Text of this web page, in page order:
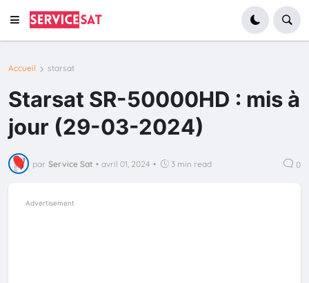
Accueil starsat
Starsat SR-50000HD : mis à
jour (29-03-2024)
par Service Sat • avril 01, 2024 • 3 min read 0
Advertisement